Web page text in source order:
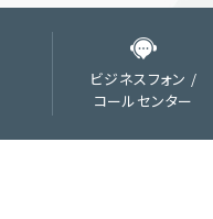
ビジネスフォン /
コールセンター